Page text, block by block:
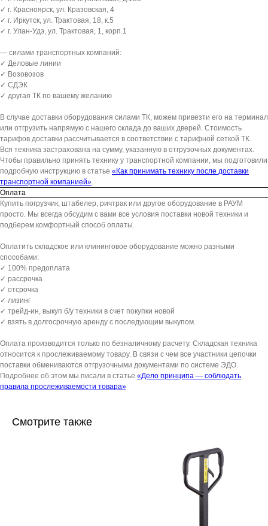
✓ г. Красноярск, ул. Кразовская, 4
✓ г. Иркутск, ул. Трактовая, 18, к.5
✓ г. Улан-Удэ, ул. Трактовая, 1, корп.1
— силами транспортных компаний:
✓ Деловые линии
✓ Возовозов
✓ СДЭК
✓ другая ТК по вашему желанию
В случае доставки оборудования силами ТК, можем привезти его на терминал
или отгрузить напрямую с нашего склада до ваших дверей. Стоимость
тарифов доставки рассчитывается в соответствии с тарифной сеткой ТК.
Вся техника застрахована на сумму, указанную в отгрузочных документах.
Чтобы правильно принять технику у транспортной компании, мы подготовили
подробную инструкцию в статье «Как принимать технику после доставки
транспортной компанией».
Оплата
Купить погрузчик, штабелер, ричтрак или другое оборудование в РАУМ
просто. Мы всегда обсудим с вами все условия поставки новой техники и
подберем комфортный способ оплаты.
Оплатить складское или клининговое оборудование можно разными
способами:
✓ 100% предоплата
✓ рассрочка
✓ отсрочка
✓ лизинг
✓ трейд-ин, выкуп б/у техники в счет покупки новой
✓ взять в долгосрочную аренду с последующим выкупом.
Оплата производится только по безналичному расчету. Складская техника
относится к прослеживаемому товару. В связи с чем все участники цепочки
поставки обмениваются отгрузочными документами по системе ЭДО.
Подробнее об этом мы писали в статье «Дело принципа — соблюдать
правила прослеживаемости товара»
Смотрите также